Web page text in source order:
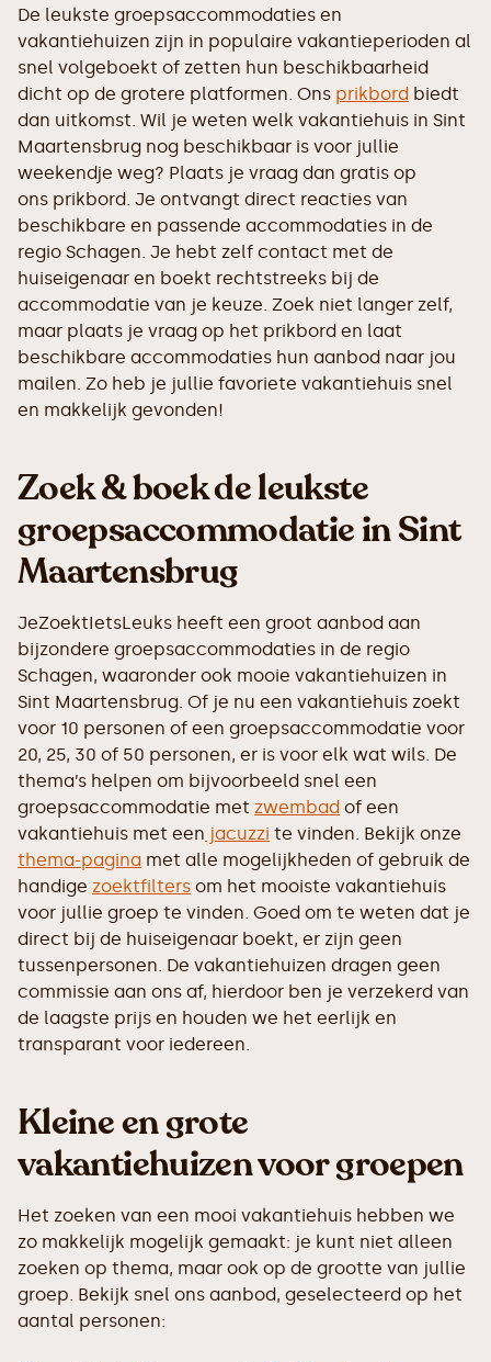
De leukste groepsaccommodaties en
vakantiehuizen zijn in populaire vakantieperioden al
snel volgeboekt of zetten hun beschikbaarheid
dicht op de grotere platformen. Ons prikbord biedt
dan uitkomst. Wil je weten welk vakantiehuis in Sint
Maartensbrug nog beschikbaar is voor jullie
weekendje weg? Plaats je vraag dan gratis op
ons prikbord. Je ontvangt direct reacties van
beschikbare en passende accommodaties in de
regio Schagen. Je hebt zelf contact met de
huiseigenaar en boekt rechtstreeks bij de
accommodatie van je keuze. Zoek niet langer zelf,
maar plaats je vraag op het prikbord en laat
beschikbare accommodaties hun aanbod naar jou
mailen. Zo heb je jullie favoriete vakantiehuis snel
en makkelijk gevonden!
Zoek & boek de leukste
groepsaccommodatie in Sint
Maartensbrug
JeZoektIetsLeuks heeft een groot aanbod aan
bijzondere groepsaccommodaties in de regio
Schagen, waaronder ook mooie vakantiehuizen in
Sint Maartensbrug. Of je nu een vakantiehuis zoekt
voor 10 personen of een groepsaccommodatie voor
20, 25, 30 of 50 personen, er is voor elk wat wils. De
thema’s helpen om bijvoorbeeld snel een
groepsaccommodatie met zwembad of een
vakantiehuis met een jacuzzi te vinden. Bekijk onze
thema-pagina met alle mogelijkheden of gebruik de
handige zoektfilters om het mooiste vakantiehuis
voor jullie groep te vinden. Goed om te weten dat je
direct bij de huiseigenaar boekt, er zijn geen
tussenpersonen. De vakantiehuizen dragen geen
commissie aan ons af, hierdoor ben je verzekerd van
de laagste prijs en houden we het eerlijk en
transparant voor iedereen.
Kleine en grote
vakantiehuizen voor groepen
Het zoeken van een mooi vakantiehuis hebben we
zo makkelijk mogelijk gemaakt: je kunt niet alleen
zoeken op thema, maar ook op de grootte van jullie
groep. Bekijk snel ons aanbod, geselecteerd op het
aantal personen: